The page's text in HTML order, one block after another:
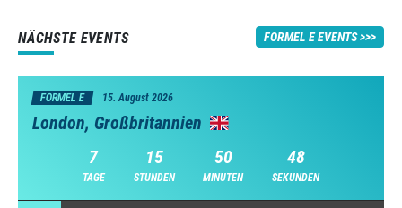
NÄCHSTE EVENTS FORMEL E EVENTS
FORMEL E 15. August 2026
London, Großbritannien
7
TAGE
15
STUNDEN
50
MINUTEN
47
SEKUNDEN